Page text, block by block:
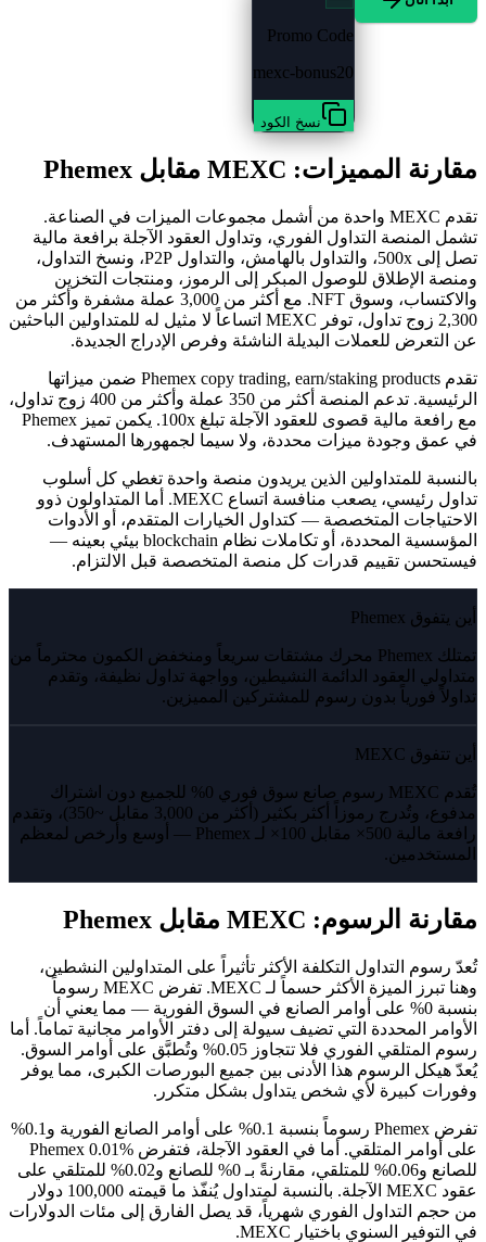
Promo Code
mexc-bonus20
نسخ الكود
مقارنة المميزات: MEXC مقابل Phemex
تقدم MEXC واحدة من أشمل مجموعات الميزات في الصناعة.
تشمل المنصة التداول الفوري، وتداول العقود الآجلة برافعة مالية
تصل إلى 500x، والتداول بالهامش، والتداول P2P، ونسخ التداول،
ومنصة الإطلاق للوصول المبكر إلى الرموز، ومنتجات التخزين
والاكتساب، وسوق NFT. مع أكثر من 3,000 عملة مشفرة وأكثر من
2,300 زوج تداول، توفر MEXC اتساعاً لا مثيل له للمتداولين الباحثين
عن التعرض للعملات البديلة الناشئة وفرص الإدراج الجديدة.
تقدم Phemex copy trading, earn/staking products ضمن ميزاتها
الرئيسية. تدعم المنصة أكثر من 350 عملة وأكثر من 400 زوج تداول،
مع رافعة مالية قصوى للعقود الآجلة تبلغ 100x. يكمن تميز Phemex
في عمق وجودة ميزات محددة، ولا سيما لجمهورها المستهدف.
بالنسبة للمتداولين الذين يريدون منصة واحدة تغطي كل أسلوب
تداول رئيسي، يصعب منافسة اتساع MEXC. أما المتداولون ذوو
الاحتياجات المتخصصة — كتداول الخيارات المتقدم، أو الأدوات
المؤسسية المحددة، أو تكاملات نظام blockchain بيئي بعينه —
فيستحسن تقييم قدرات كل منصة المتخصصة قبل الالتزام.
أين يتفوق Phemex
تمتلك Phemex محرك مشتقات سريعاً ومنخفض الكمون محترماً من
متداولي العقود الدائمة النشيطين، وواجهة تداول نظيفة، وتقدم
تداولاً فورياً بدون رسوم للمشتركين المميزين.
أين تتفوق MEXC
تُقدم MEXC رسوم صانع سوق فوري 0% للجميع دون اشتراك
مدفوع، وتُدرج رموزاً أكثر بكثير (أكثر من 3,000 مقابل ~350)، وتقدم
رافعة مالية 500× مقابل 100× لـ Phemex — أوسع وأرخص لمعظم
المستخدمين.
مقارنة الرسوم: MEXC مقابل Phemex
تُعدّ رسوم التداول التكلفة الأكثر تأثيراً على المتداولين النشطين،
وهنا تبرز الميزة الأكثر حسماً لـ MEXC. تفرض MEXC رسوماً
بنسبة 0% على أوامر الصانع في السوق الفورية — مما يعني أن
الأوامر المحددة التي تضيف سيولة إلى دفتر الأوامر مجانية تماماً. أما
رسوم المتلقي الفوري فلا تتجاوز 0.05% وتُطبَّق على أوامر السوق.
يُعدّ هيكل الرسوم هذا الأدنى بين جميع البورصات الكبرى، مما يوفر
وفورات كبيرة لأي شخص يتداول بشكل متكرر.
تفرض Phemex رسوماً بنسبة 0.1% على أوامر الصانع الفورية و0.1%
على أوامر المتلقي. أما في العقود الآجلة، فتفرض Phemex 0.01%
للصانع و0.06% للمتلقي، مقارنةً بـ 0% للصانع و0.02% للمتلقي على
عقود MEXC الآجلة. بالنسبة لمتداول يُنفّذ ما قيمته 100,000 دولار
من حجم التداول الفوري شهرياً، قد يصل الفارق إلى مئات الدولارات
في التوفير السنوي باختيار MEXC.